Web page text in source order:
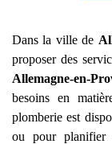
Dans la ville de
proposer des
Allemagne-en-
besoins en
plomberie est
ou pour planifier